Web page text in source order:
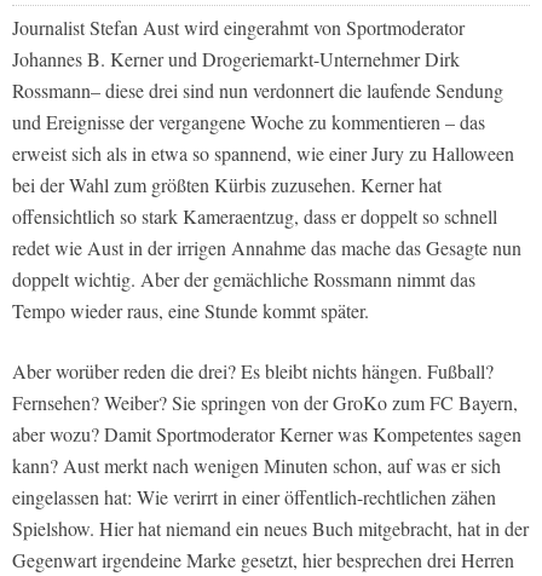
Journalist Stefan Aust wird eingerahmt von Sportmoderator
Johannes B. Kerner und Drogeriemarkt-Unternehmer Dirk
Rossmann– diese drei sind nun verdonnert die laufende Sendung
und Ereignisse der vergangene Woche zu kommentieren – das
erweist sich als in etwa so spannend, wie einer Jury zu Halloween
bei der Wahl zum größten Kürbis zuzusehen. Kerner hat
offensichtlich so stark Kameraentzug, dass er doppelt so schnell
redet wie Aust in der irrigen Annahme das mache das Gesagte nun
doppelt wichtig. Aber der gemächliche Rossmann nimmt das
Tempo wieder raus, eine Stunde kommt später.
Aber worüber reden die drei? Es bleibt nichts hängen. Fußball?
Fernsehen? Weiber? Sie springen von der GroKo zum FC Bayern,
aber wozu? Damit Sportmoderator Kerner was Kompetentes sagen
kann? Aust merkt nach wenigen Minuten schon, auf was er sich
eingelassen hat: Wie verirrt in einer öffentlich-rechtlichen zähen
Spielshow. Hier hat niemand ein neues Buch mitgebracht, hat in der
Gegenwart irgendeine Marke gesetzt, hier besprechen drei Herren